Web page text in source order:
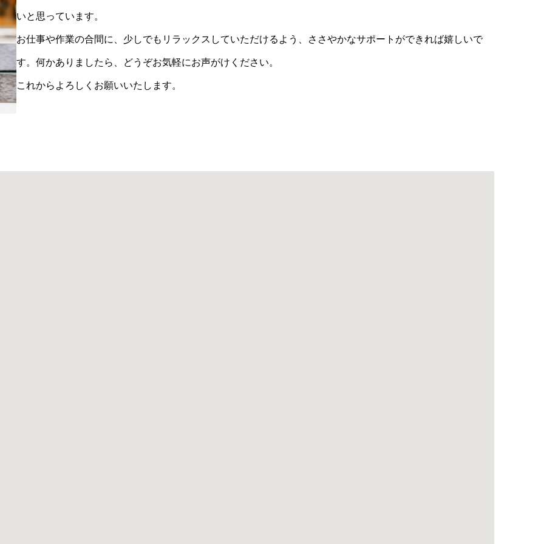
いと思っています。
お仕事や作業の合間に、少しでもリラックスしていただけるよう、ささやかなサポートができれば嬉しいで
す。何かありましたら、どうぞお気軽にお声がけください。
これからよろしくお願いいたします。